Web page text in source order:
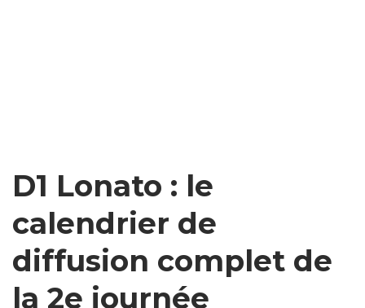
D1 Lonato : le
calendrier de
diffusion complet de
la 2e journée